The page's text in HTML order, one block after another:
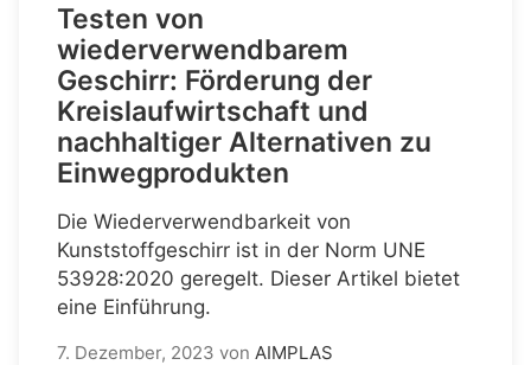
Testen von
wiederverwendbarem
Geschirr: Förderung der
Kreislaufwirtschaft und
nachhaltiger Alternativen zu
Einwegprodukten
Die Wiederverwendbarkeit von
Kunststoffgeschirr ist in der Norm UNE
53928:2020 geregelt. Dieser Artikel bietet
eine Einführung.
7. Dezember, 2023 von AIMPLAS